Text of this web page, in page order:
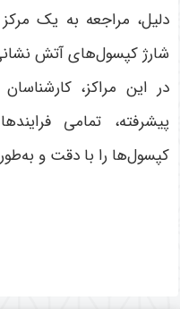
دلیل، مراجعه به یک
شارژ کپسول‌های آتش
در این مراکز،
پیشرفته، تمامی
کپسول‌ها را با دقت و